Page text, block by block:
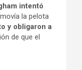
intentó
la pelota
y obligaron a
de que el